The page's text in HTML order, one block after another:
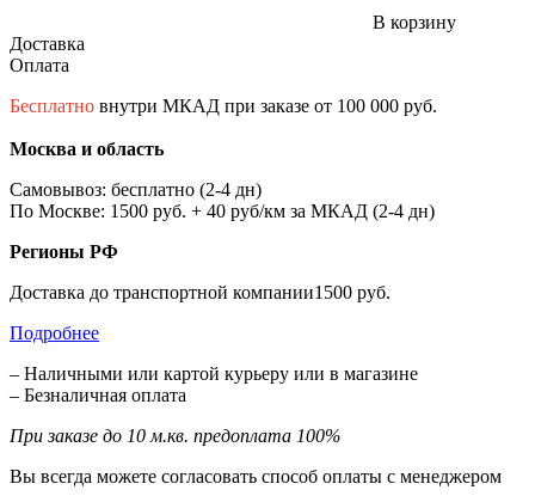
В корзину
Доставка
Оплата
Бесплатно внутри МКАД при заказе от 100 000 руб.
Москва и область
Самовывоз: бесплатно (2-4 дн)
По Москве: 1500 руб. + 40 руб/км за МКАД (2-4 дн)
Регионы РФ
Доставка до транспортной компании1500 руб.
Подробнее
– Наличными или картой курьеру или в магазине
– Безналичная оплата
При заказе до 10 м.кв. предоплата 100%
Вы всегда можете согласовать способ оплаты с менеджером